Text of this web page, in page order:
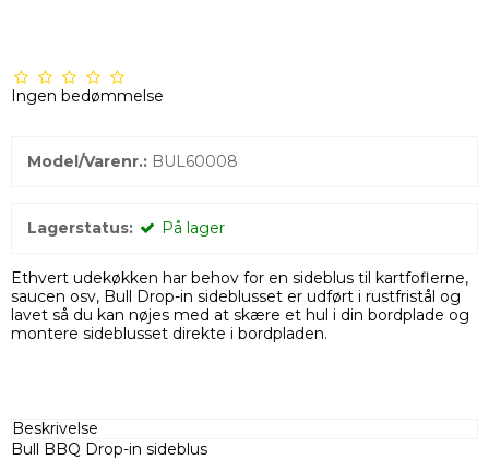
Ingen bedømmelse
Model/Varenr.: BUL60008
Lagerstatus: På lager
Ethvert udekøkken har behov for en sideblus til kartfoflerne,
saucen osv, Bull Drop-in sideblusset er udført i rustfristål og
lavet så du kan nøjes med at skære et hul i din bordplade og
montere sideblusset direkte i bordpladen.
Beskrivelse
Bull BBQ Drop-in sideblus